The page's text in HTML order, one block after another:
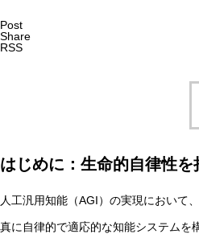
AI研究
Post
Share
RSS
はじめに：生命的自律性
人工汎用知能（AGI）の実現において
真に自律的で適応的な知能システムを